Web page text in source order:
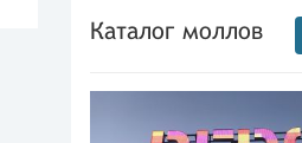
Каталог моллов